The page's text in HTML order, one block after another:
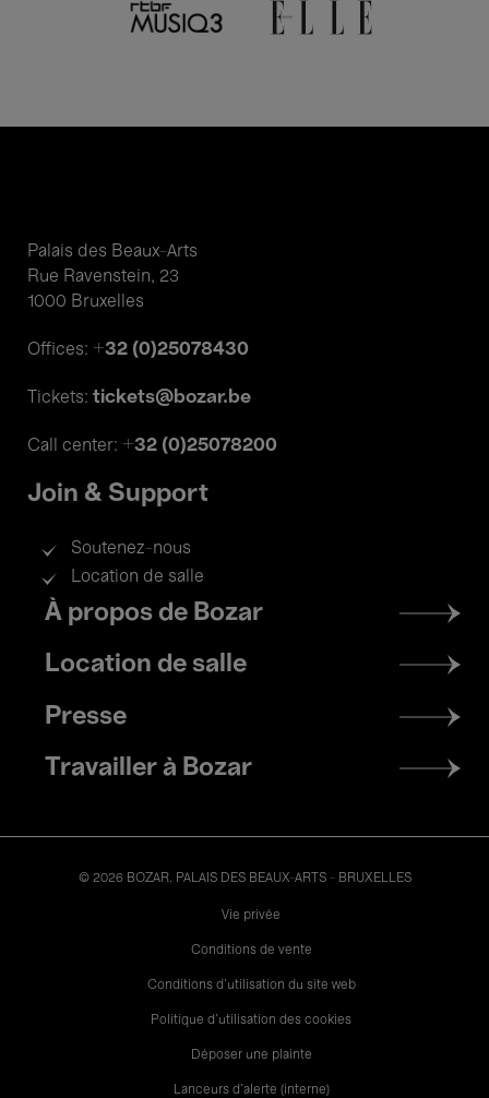
Palais des Beaux-Arts
Rue Ravenstein, 23
1000 Bruxelles
Offices: +32 (0)25078430
Tickets: tickets@bozar.be
Call center: +32 (0)25078200
Join & Support
Soutenez-nous
Location de salle
Footer
menu
À propos de Bozar
Location de salle
Presse
Travailler à Bozar
© 2026 BOZAR. PALAIS DES BEAUX-ARTS - BRUXELLES
Vie privée
Conditions de vente
Conditions d'utilisation du site web
Politique d'utilisation des cookies
Déposer une plainte
Lanceurs d’alerte (interne)